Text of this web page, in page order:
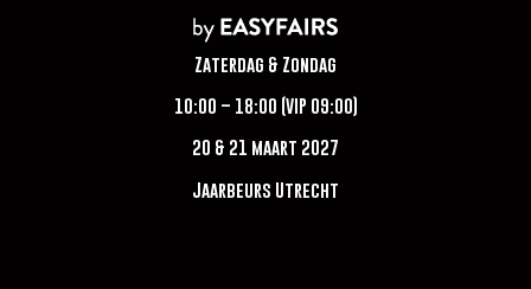
Zaterdag & Zondag
10:00 – 18:00 (VIP 09:00)
20 & 21 maart 2027
Jaarbeurs Utrecht